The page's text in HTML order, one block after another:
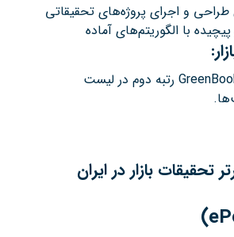
طراحی و اجرای پروژه‌های تحقیقاتی
با الگوریتم‌های آماده
در GreenBook GRIT ۲۰۲۴ رتبه دوم در لیست
تحقیقات بازار در ایران